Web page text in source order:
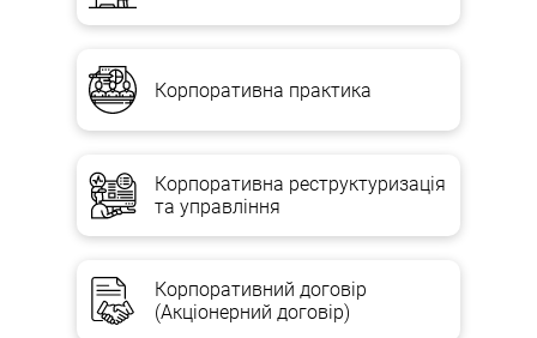
Корпоративна практика
Корпоративна реструктуризація
та управління
Корпоративний договір
(Акціонерний договір)